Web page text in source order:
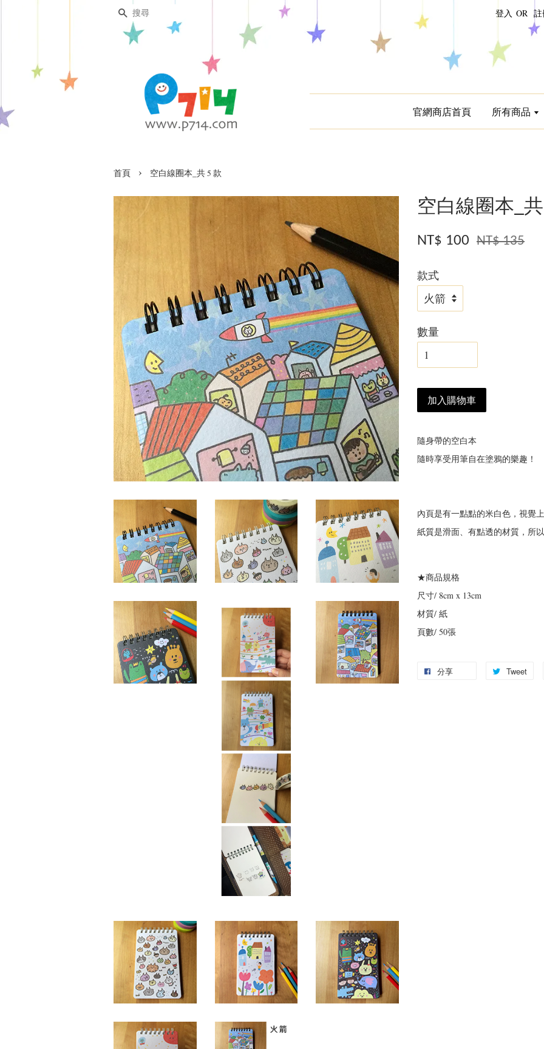
搜尋 登入 OR
官網商店首頁 所有商品
首頁 › 空白線圈本_共 5 款
空白線圈本_
NT$ 100 NT$ 135
款式
數量
加入購物車
隨身帶的空白本
隨時享受用筆自在塗鴉的樂趣！
內頁是有一點點的米白色，視覺
紙質是滑面、有點透的材質，所
★商品規格
尺寸/ 8cm x 13cm
材質/ 紙
頁數/ 50張
分享 Tweet